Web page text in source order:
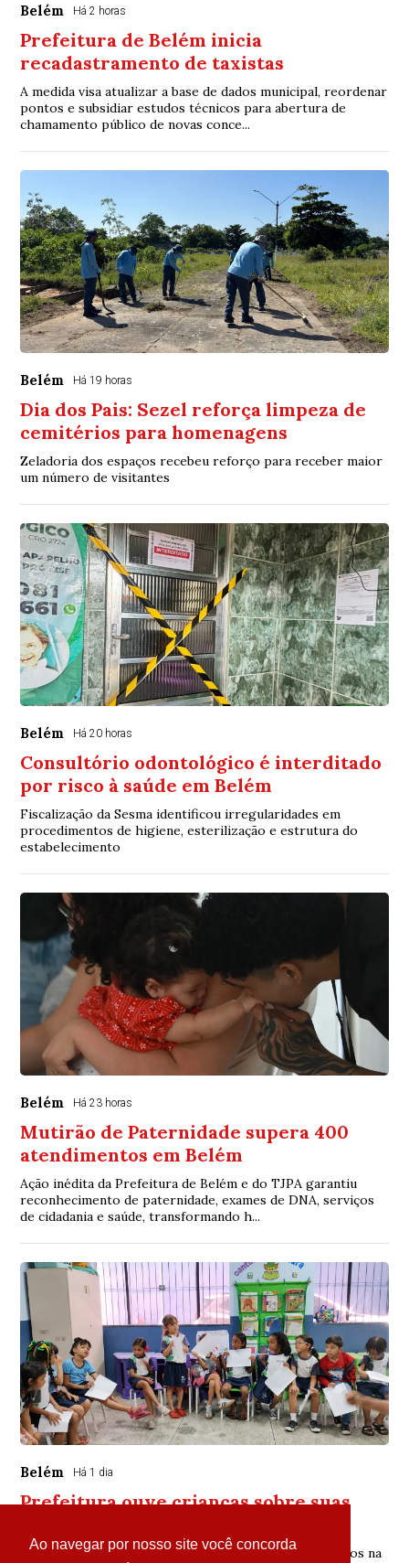
Ao navegar por nosso site você concorda
Belém Há 2 horas
Prefeitura de Belém inicia
recadastramento de taxistas
A medida visa atualizar a base de dados municipal, reordenar
pontos e subsidiar estudos técnicos para abertura de
chamamento público de novas conce...
Belém Há 19 horas
Dia dos Pais: Sezel reforça limpeza de
cemitérios para homenagens
Zeladoria dos espaços recebeu reforço para receber maior
um número de visitantes
Belém Há 20 horas
Consultório odontológico é interditado
por risco à saúde em Belém
Fiscalização da Sesma identificou irregularidades em
procedimentos de higiene, esterilização e estrutura do
estabelecimento
Belém Há 23 horas
Mutirão de Paternidade supera 400
atendimentos em Belém
Ação inédita da Prefeitura de Belém e do TJPA garantiu
reconhecimento de paternidade, exames de DNA, serviços
de cidadania e saúde, transformando h...
Belém Há 1 dia
Prefeitura ouve crianças sobre suas
Na manhã desta quinta-feira, 39 estudantes de 4 a 6 anos na